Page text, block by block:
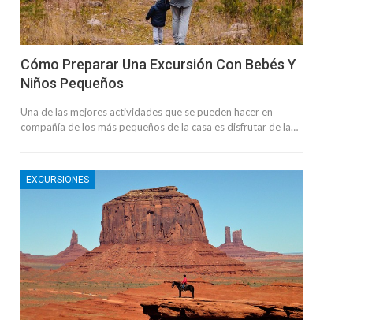
Cómo Preparar Una Excursión Con Bebés Y
Niños Pequeños
Una de las mejores actividades que se pueden hacer en
compañía de los más pequeños de la casa es disfrutar de la…
EXCURSIONES